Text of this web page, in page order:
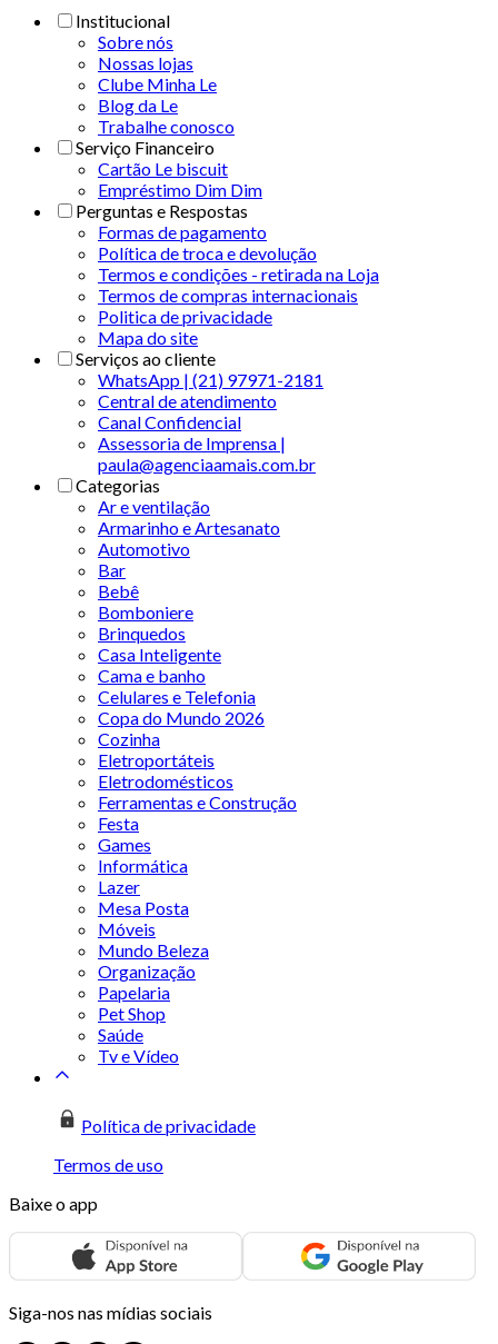
Institucional
Sobre nós
Nossas lojas
Clube Minha Le
Blog da Le
Trabalhe conosco
Serviço Financeiro
Cartão Le biscuit
Empréstimo Dim Dim
Perguntas e Respostas
Formas de pagamento
Política de troca e devolução
Termos e condições - retirada na Loja
Termos de compras internacionais
Politica de privacidade
Mapa do site
Serviços ao cliente
WhatsApp | (21) 97971-2181
Central de atendimento
Canal Confidencial
Assessoria de Imprensa |
paula@agenciaamais.com.br
Categorias
Ar e ventilação
Armarinho e Artesanato
Automotivo
Bar
Bebê
Bomboniere
Brinquedos
Casa Inteligente
Cama e banho
Celulares e Telefonia
Copa do Mundo 2026
Cozinha
Eletroportáteis
Eletrodomésticos
Ferramentas e Construção
Festa
Games
Informática
Lazer
Mesa Posta
Móveis
Mundo Beleza
Organização
Papelaria
Pet Shop
Saúde
Tv e Vídeo
Política de privacidade
Termos de uso
Baixe o app
Siga-nos nas mídias sociais